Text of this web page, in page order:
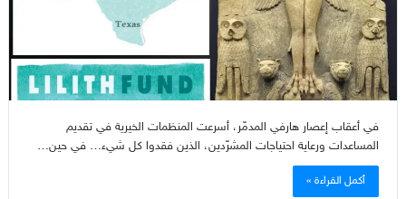
في أعقاب إعصار هارفي المدمّر، أسرعت المنظمات الخيرية في تقديم
المساعدات ورعاية احتياجات المشرّدين، الذين فقدوا كل شيء… في حين…
أكمل القراءة »